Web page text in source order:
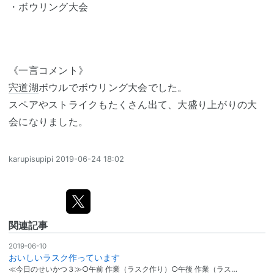
・ボウリング大会
《一言コメント》
宍道湖ボウルでボウリング大会でした。
スペアやストライクもたくさん出て、大盛り上がりの大
会になりました。
karupisupipi 2019-06-24 18:02
関連記事
2019-06-10
おいしいラスク作っています
≪今日のせいかつ３≫○午前 作業（ラスク作り）○午後 作業（ラス…